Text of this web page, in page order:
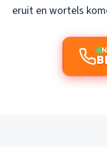
eruit en wortels